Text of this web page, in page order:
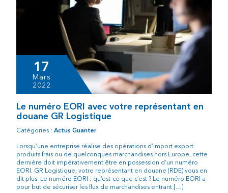
17
Mars
2022
Le numéro EORI avec votre représentant en
douane GR Logistique
Catégories :Actus Guanter
Lorsqu’une entreprise réalise des opérations d’import export
produits frais ou de quelconques marchandises hors Europe, cette
dernière doit impérativement être en possession d’un numéro
EORI. GR Logistique, votre représentant en douane (RDE) vous en
dit plus. Le numéro EORI : qu’est-ce que c’est ? Le numéro EORI a
pour but de sécuriser les flux de marchandises entrant […]